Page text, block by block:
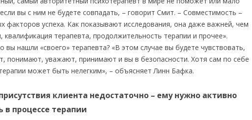
вы с ним не будете совпадать, – говорит Смит. – Совместимость –
факторов успеха. Как показывают исследования, она даже важней, чем
квалификация терапевта, продолжительность терапии и прочее».
вы нашли «своего» терапевта? «В этом случае вы будете чувствовать,
понимают, уважают, принимают и вы в безопасности. Хотя сам по себе
может быть нелегким», – объясняет Линн Бафка.
клиента недостаточно – ему нужно активно
в процессе терапии